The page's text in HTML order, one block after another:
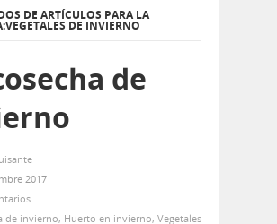
DE ARTÍCULOS PARA LA
DE INVIERNO
de
2017
de invierno, Huerto en invierno, Vegetales